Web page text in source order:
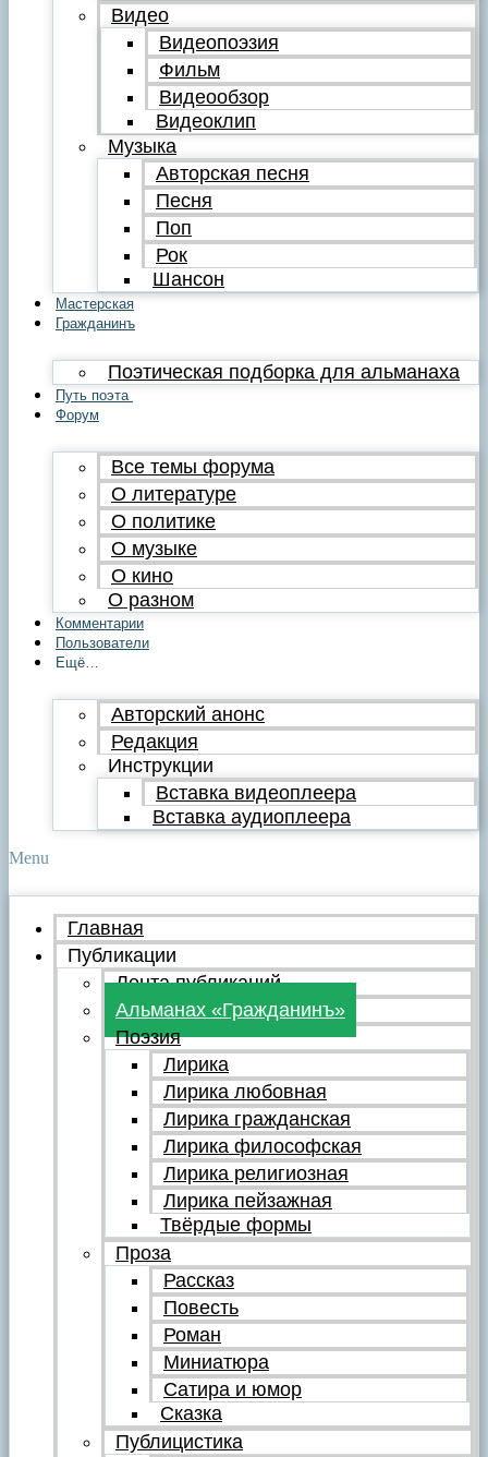
Видео
Видеопоэзия
Фильм
Видеообзор
Видеоклип
Музыка
Авторская песня
Песня
Поп
Рок
Шансон
Мастерская
Гражданинъ
Поэтическая подборка для альманаха
Путь поэта
Форум
Все темы форума
О литературе
О политике
О музыке
О кино
О разном
Комментарии
Пользователи
Ещё…
Авторский анонс
Редакция
Инструкции
Вставка видеоплеера
Вставка аудиоплеера
Menu
Главная
Публикации
Лента публикаций
Альманах «Гражданинъ»
Поэзия
Лирика
Лирика любовная
Лирика гражданская
Лирика философская
Лирика религиозная
Лирика пейзажная
Твёрдые формы
Проза
Рассказ
Повесть
Роман
Миниатюра
Сатира и юмор
Сказка
Публицистика